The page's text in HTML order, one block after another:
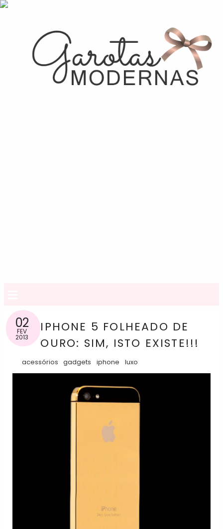
02
FEV
2013
IPHONE 5 FOLHEADO DE
OURO: SIM, ISTO EXISTE!!!
acessórios gadgets iphone luxo